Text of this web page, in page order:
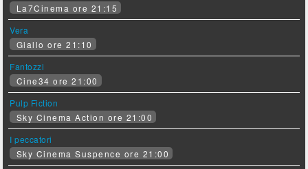
La7Cinema ore 21:15
Vera
Giallo ore 21:10
Fantozzi
Cine34 ore 21:00
Pulp Fiction
Sky Cinema Action ore 21:00
I peccatori
Sky Cinema Suspence ore 21:00